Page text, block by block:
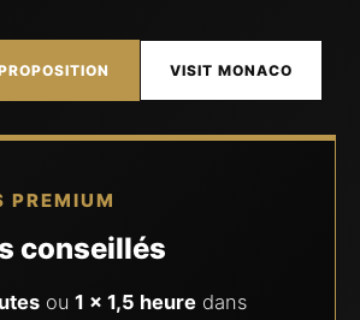
VISIT MONACO
PREMIUM
conseillés
ou 1 × 1,5 heure dans